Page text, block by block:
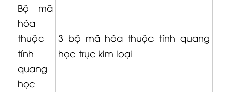
Bộ mã
hóa
thuộc
tính
quang
học
3 bộ mã hóa thuộc tính quang
học trục kim loại